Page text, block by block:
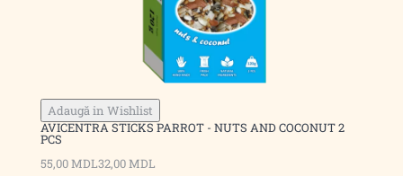
Adaugă in Wishlist
AVICENTRA STICKS PARROT - NUTS AND COCONUT 2
PCS
55,00 MDL32,00 MDL